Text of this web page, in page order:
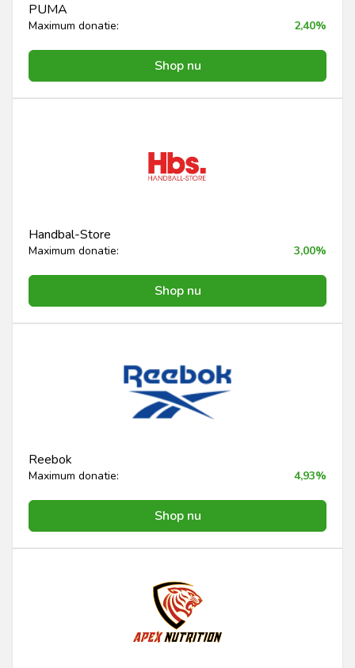
PUMA
Maximum donatie: 2,40%
Shop nu
Handbal-Store
Maximum donatie: 3,00%
Shop nu
Reebok
Maximum donatie: 4,93%
Shop nu